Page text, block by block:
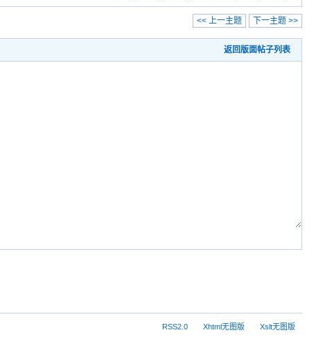
下一主题 >>
<< 上一主题
返回版面帖子列表
RSS2.0 Xhtml无图版 Xslt无图版